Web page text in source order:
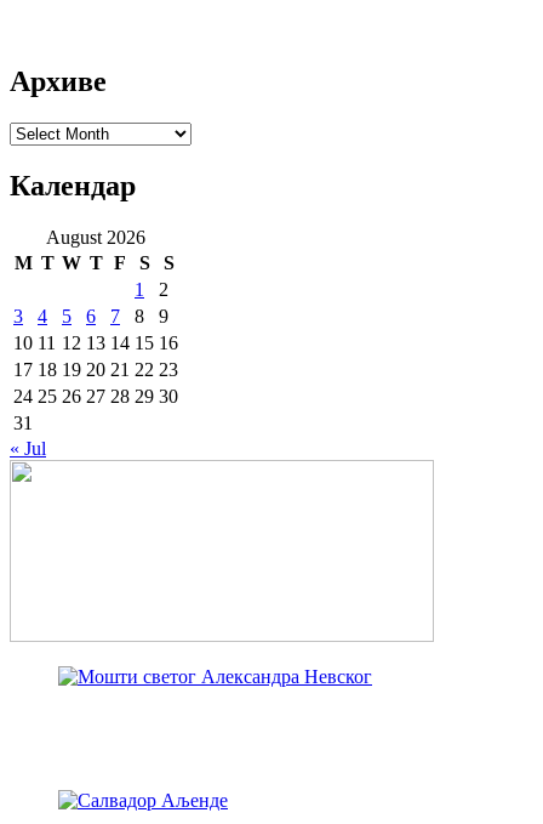
Архиве
Архиве
Календар
August 2026
M T W T F S
S
1
2
3
4 5 6 7 8
9
10 11 12 13 14 15 16
17 18 19 20 21 22 23
24 25 26 27 28 29 30
31
« Jul